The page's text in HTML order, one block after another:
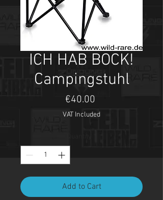
ICH HAB BOCK!
Campingstuhl
€40.00
VAT Included
Add to Cart